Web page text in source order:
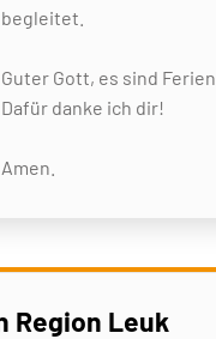
begleitet.
Guter Gott, es sind Ferien.
Dafür danke ich dir!
Amen.
Region Leuk